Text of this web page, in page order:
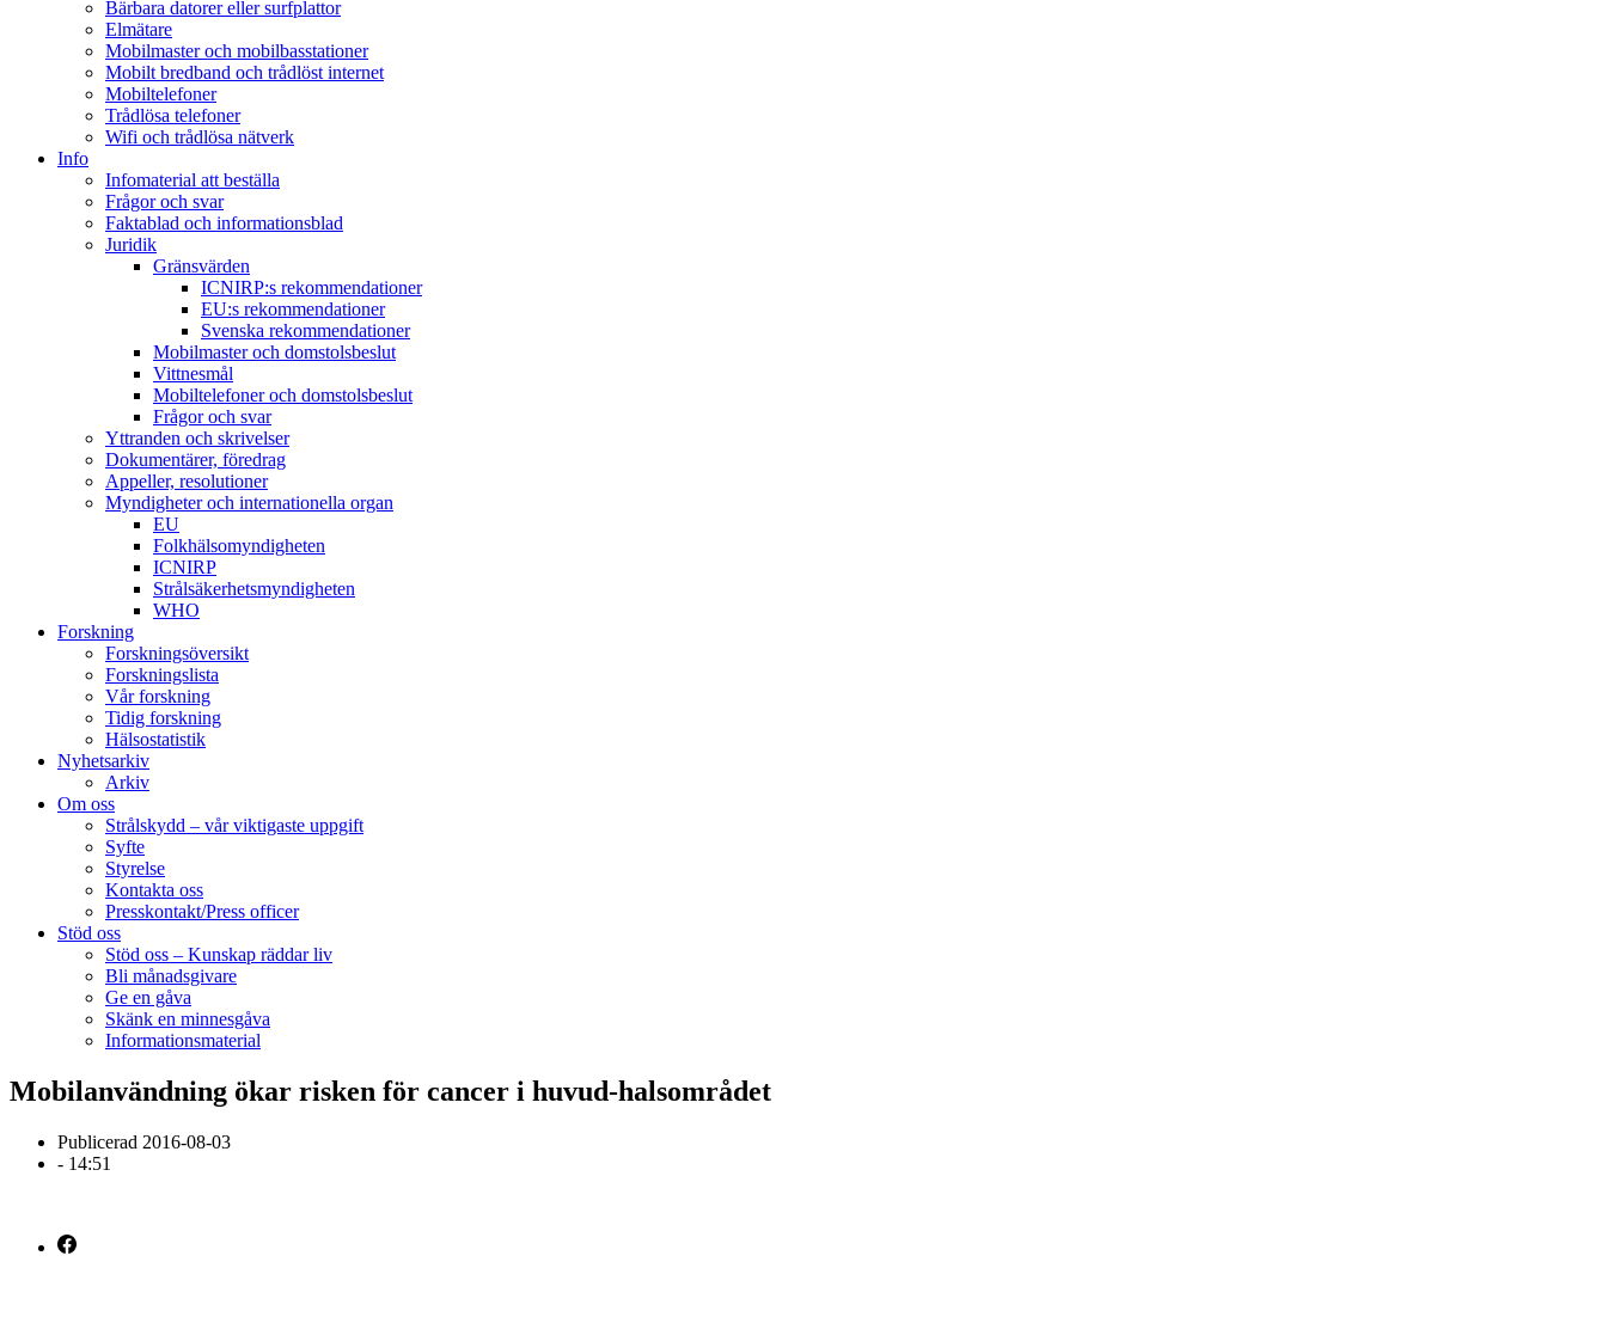
Bärbara datorer eller surfplattor
Elmätare
Mobilmaster och mobilbasstationer
Mobilt bredband och trådlöst internet
Mobiltelefoner
Trådlösa telefoner
Wifi och trådlösa nätverk
Info
Infomaterial att beställa
Frågor och svar
Faktablad och informationsblad
Juridik
Gränsvärden
ICNIRP:s rekommendationer
EU:s rekommendationer
Svenska rekommendationer
Mobilmaster och domstolsbeslut
Vittnesmål
Mobiltelefoner och domstolsbeslut
Frågor och svar
Yttranden och skrivelser
Dokumentärer, föredrag
Appeller, resolutioner
Myndigheter och internationella organ
EU
Folkhälsomyndigheten
ICNIRP
Strålsäkerhetsmyndigheten
WHO
Forskning
Forskningsöversikt
Forskningslista
Vår forskning
Tidig forskning
Hälsostatistik
Nyhetsarkiv
Arkiv
Om oss
Strålskydd – vår viktigaste uppgift
Syfte
Styrelse
Kontakta oss
Presskontakt/Press officer
Stöd oss
Stöd oss – Kunskap räddar liv
Bli månadsgivare
Ge en gåva
Skänk en minnesgåva
Informationsmaterial
Mobilanvändning ökar risken för cancer i huvud-halsområdet
Publicerad 2016-08-03
- 14:51